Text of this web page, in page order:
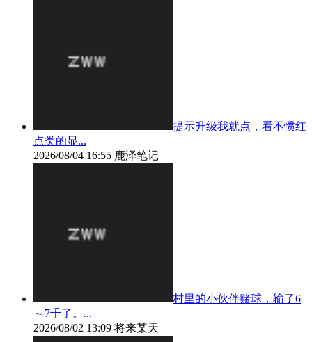
提示升级我就点，看不惯红
点类的显...
2026/08/04 16:55 鹿泽笔记
村里的小伙伴赌球，输了6
～7千了。...
2026/08/02 13:09 将来某天